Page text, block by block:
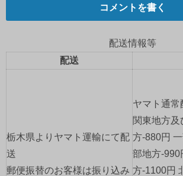
ョ
ン
コメントを書く
配送情報等
配送
栃木県よりヤマト運輸にて配
送
郵便振替のお客様は振り込み
ヤマト通常
関東地方及
方-880円
部地方-990
方-1100円